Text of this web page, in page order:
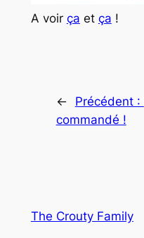
A voir ça et ça !
← Précédent :
commandé !
The Crouty Family